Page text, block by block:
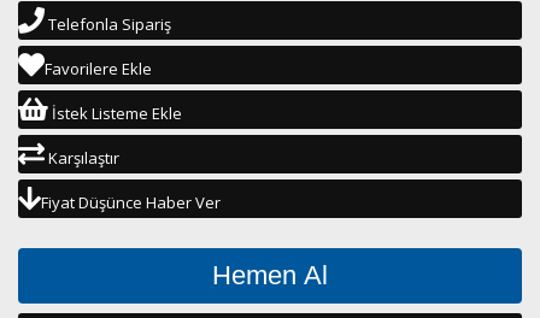
Telefonla Sipariş
Favorilere Ekle
İstek Listeme Ekle
Karşılaştır
Fiyat Düşünce Haber Ver